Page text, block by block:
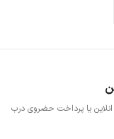
یا پرداخت حضروی درب